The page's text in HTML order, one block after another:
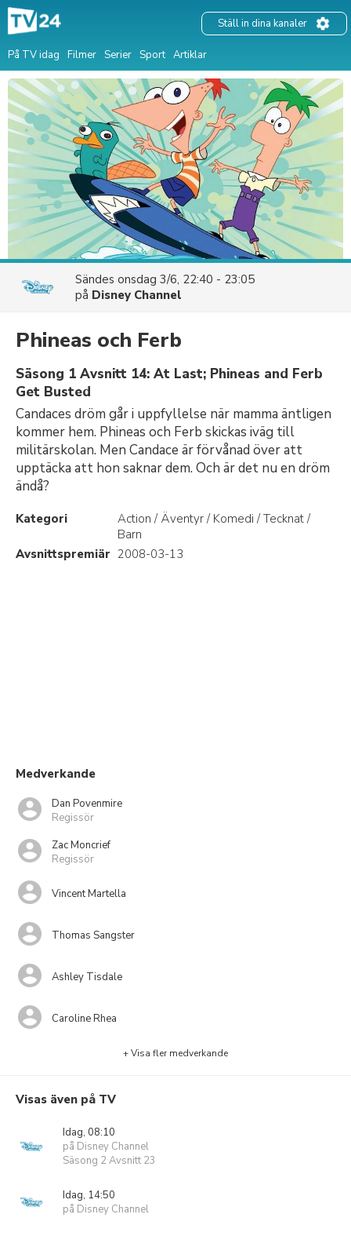
På TV idag Filmer Serier Sport Artiklar
Ställ in dina kanaler
Sändes onsdag 3/6, 22:40 - 23:05
på Disney Channel
Phineas och Ferb
Säsong 1 Avsnitt 14: At Last; Phineas and Ferb
Get Busted
Candaces dröm går i uppfyllelse när mamma äntligen
kommer hem. Phineas och Ferb skickas iväg till
militärskolan. Men Candace är förvånad över att
upptäcka att hon saknar dem. Och är det nu en dröm
ändå?
Kategori
Action / Äventyr / Komedi / Tecknat /
Barn
Avsnittspremiär 2008-03-13
Medverkande
Dan Povenmire
Regissör
Zac Moncrief
Regissör
Vincent Martella
Thomas Sangster
Ashley Tisdale
Caroline Rhea
+ Visa fler medverkande
Visas även på TV
Idag, 08:10
på Disney Channel
Säsong 2 Avsnitt 23
Idag, 14:50
på Disney Channel